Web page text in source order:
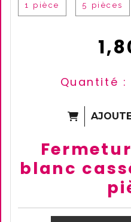
1 pièce 5 pièces
Quantité :
blanc